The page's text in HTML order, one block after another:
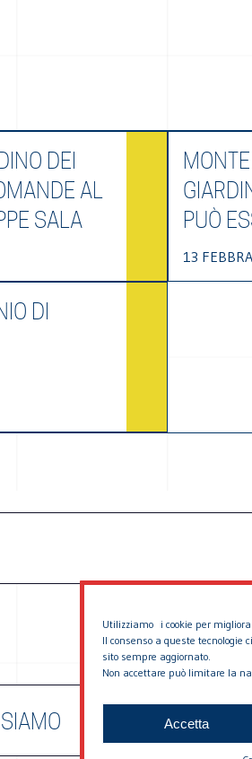
Utilizziamo i cookie per
Il consenso a queste tecnologie
sito sempre aggiornato.
Non accettare può limitare la
Accetta
SOSTIENICI
DEI
AL
SALA
PUÒ
13
DI